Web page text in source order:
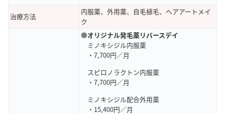
治療方法
内服薬、外用薬、自毛植毛、ヘアアートメイ
ク
●オリジナル発毛薬リバースデイ
ミノキシジル内服薬
・7,700円／月
スピロノラクトン内服薬
・7,700円／月
ミノキシジル配合外用薬
・15,400円／月